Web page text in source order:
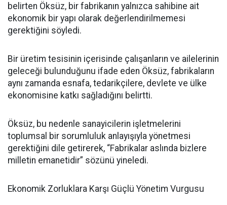
belirten Öksüz, bir fabrikanın yalnızca sahibine ait
ekonomik bir yapı olarak değerlendirilmemesi
gerektiğini söyledi.
Bir üretim tesisinin içerisinde çalışanların ve ailelerinin
geleceği bulunduğunu ifade eden Öksüz, fabrikaların
aynı zamanda esnafa, tedarikçilere, devlete ve ülke
ekonomisine katkı sağladığını belirtti.
Öksüz, bu nedenle sanayicilerin işletmelerini
toplumsal bir sorumluluk anlayışıyla yönetmesi
gerektiğini dile getirerek, “Fabrikalar aslında bizlere
milletin emanetidir” sözünü yineledi.
Ekonomik Zorluklara Karşı Güçlü Yönetim Vurgusu